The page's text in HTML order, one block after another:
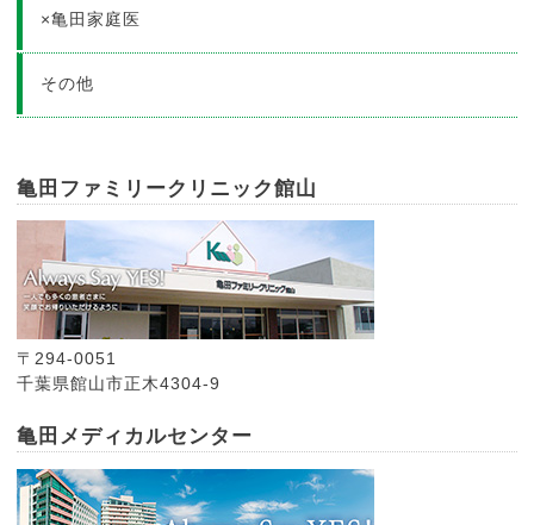
×亀田家庭医
その他
亀田ファミリークリニック館山
〒294-0051
千葉県館山市正木4304-9
亀田メディカルセンター